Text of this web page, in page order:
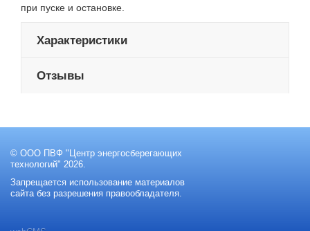
при пуске и остановке.
Характеристики
Отзывы
© ООО ПВФ "Центр энергосберегающих
технологий" 2026.
Запрещается использование материалов
сайта без разрешения правообладателя.